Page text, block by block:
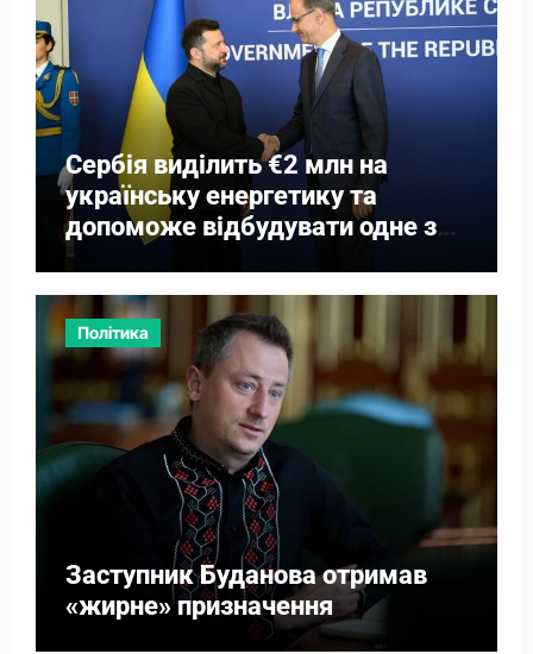
Сербія виділить €2 млн на
українську енергетику та
допоможе відбудувати одне з
міст
Політика
Заступник Буданова отримав
«жирне» призначення